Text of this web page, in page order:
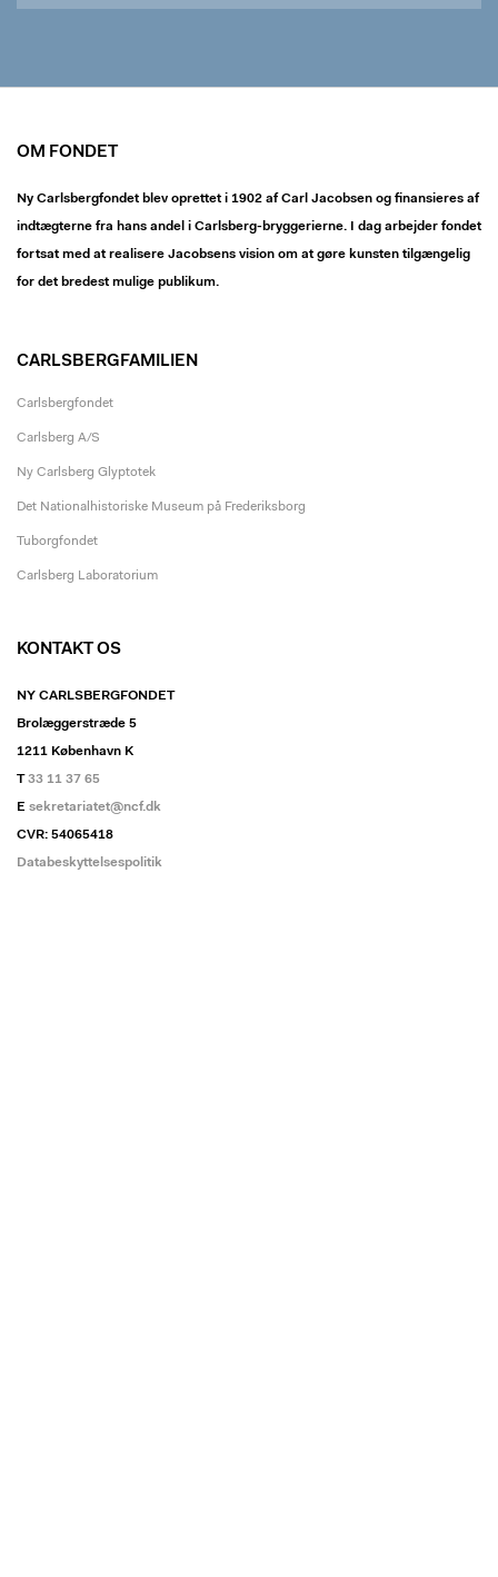
OM FONDET
Ny Carlsbergfondet blev oprettet i 1902 af Carl Jacobsen og finansieres af
indtægterne fra hans andel i Carlsberg-bryggerierne. I dag arbejder fondet
fortsat med at realisere Jacobsens vision om at gøre kunsten tilgængelig
for det bredest mulige publikum.
CARLSBERGFAMILIEN
Carlsbergfondet
Carlsberg A/S
Ny Carlsberg Glyptotek
Det Nationalhistoriske Museum på Frederiksborg
Tuborgfondet
Carlsberg Laboratorium
KONTAKT OS
NY CARLSBERGFONDET
Brolæggerstræde 5
1211 København K
T33 11 37 65
E sekretariatet@ncf.dk
CVR: 54065418
Databeskyttelsespolitik